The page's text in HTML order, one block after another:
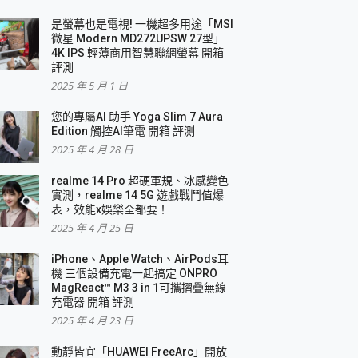
是螢幕也是電視! 一機超多用途「MSI
微星 Modern MD272UPSW 27型」
4K IPS 輕薄商用智慧聯網螢幕 開箱
評測
2025 年 5 月 1 日
您的專屬AI 助手 Yoga Slim 7 Aura
Edition 觸控AI筆電 開箱 評測
2025 年 4 月 28 日
realme 14 Pro 超硬軍規、冰感變色
實測，realme 14 5G 遊戲戰鬥值爆
表，效能x娛樂全都要！
2025 年 4 月 25 日
iPhone、Apple Watch、AirPods耳
機 三個設備充電一起搞定 ONPRO
MagReact™ M3 3 in 1可攜摺疊無線
充電器 開箱 評測
2025 年 4 月 23 日
動靜皆宜「HUAWEI FreeArc」開放